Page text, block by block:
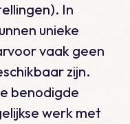
In
unieke
vaak geen
zijn.
benodigde
werk met